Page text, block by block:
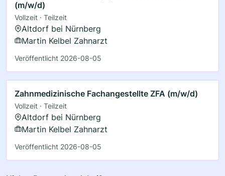
(m/w/d)
Vollzeit · Teilzeit
Altdorf bei Nürnberg
Martin Kelbel Zahnarzt
Veröffentlicht 2026-08-05
Zahnmedizinische Fachangestellte ZFA (m/w/d)
Vollzeit · Teilzeit
Altdorf bei Nürnberg
Martin Kelbel Zahnarzt
Veröffentlicht 2026-08-05